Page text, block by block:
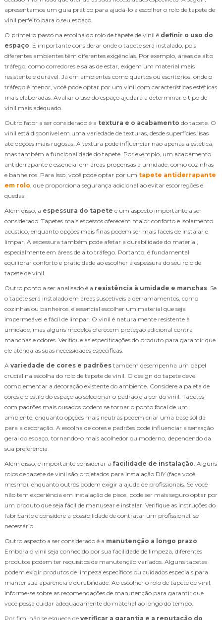
apresentamos um guia prático para ajudá-lo a escolher o rolo de tapete de
vinil perfeito para o seu espaço.
O primeiro passo na escolha do rolo de tapete de vinil é definir o uso do
espaço . É importante considerar onde o tapete será instalado, pois
diferentes ambientes têm diferentes exigências. Por exemplo, áreas de alto
tráfego, como corredores e salas de estar, exigem um material mais
resistente e durável. Já em ambientes como quartos ou escritórios, onde o
tráfego é menor, você pode optar por um vinil com características estéticas
mais elaboradas. Avaliar o uso do espaço ajudará a determinar o tipo de
vinil mais adequado.
Outro fator a ser considerado é a textura e o acabamento do tapete. O
vinil está disponível em uma variedade de texturas, desde superfícies lisas
até opções mais rugosas. A textura pode influenciar não apenas a estética,
mas também a funcionalidade do tapete. Por exemplo, um acabamento
antiderrapante é essencial em áreas propensas a umidade, como cozinhas
e banheiros. Para isso, você pode optar por um tapete antiderrapante
em rolo , que proporciona segurança adicional ao evitar escorregões e
quedas.
Além disso, a espessura do tapete é um aspecto importante a ser
considerado. Tapetes mais espessos oferecem maior conforto e isolamento
acústico, enquanto opções mais finas podem ser mais fáceis de instalar e
limpar. A espessura também pode afetar a durabilidade do material,
especialmente em áreas de alto tráfego. Portanto, é fundamental
equilibrar conforto e praticidade ao escolher a espessura do seu rolo de
tapete de vinil.
Outro ponto a ser analisado é a resistência à umidade e manchas . Se
o tapete será instalado em áreas suscetíveis a derramamentos, como
cozinhas ou banheiros, é essencial escolher um material que seja
impermeável e fácil de limpar. O vinil é naturalmente resistente à
umidade, mas alguns modelos oferecem proteção adicional contra
manchas e odores. Verifique as especificações do produto para garantir que
ele atenda às suas necessidades específicas.
A variedade de cores e padrões também desempenha um papel
crucial na escolha do rolo de tapete de vinil. O design do tapete deve
complementar a decoração existente do ambiente. Considere a paleta de
cores e o estilo do espaço ao selecionar o padrão e a cor do vinil. Tapetes
com padrões mais ousados podem se tornar o ponto focal de um
ambiente, enquanto opções mais neutras podem criar uma base sólida
para a decoração. A escolha de cores e padrões pode influenciar a sensação
geral do espaço, tornando-o mais acolhedor ou moderno, dependendo da
sua preferência.
Além disso, é importante considerar a facilidade de instalação . Alguns
rolos de tapete de vinil são projetados para instalação DIY (faça você
mesmo), enquanto outros podem exigir a ajuda de profissionais. Se você
não tem experiência em instalação de pisos, pode ser mais seguro optar por
um produto que seja fácil de manusear e instalar. Verifique as instruções do
fabricante e considere a possibilidade de contratar um profissional, se
necessário.
Outro aspecto a ser considerado é a manutenção a longo prazo
Embora o vinil seja conhecido por sua facilidade de limpeza, diferentes
produtos podem ter requisitos de manutenção variados. Alguns tapetes
podem exigir produtos de limpeza específicos ou cuidados especiais para
manter sua aparência e durabilidade. Ao escolher o rolo de tapete de vinil,
informe-se sobre as recomendações de manutenção para garantir que
você possa cuidar adequadamente do material ao longo do tempo.
Por fim, não se esqueça de verificar a garantia e a reputação do